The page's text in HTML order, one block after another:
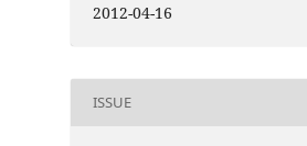
2012-04-16
ISSUE